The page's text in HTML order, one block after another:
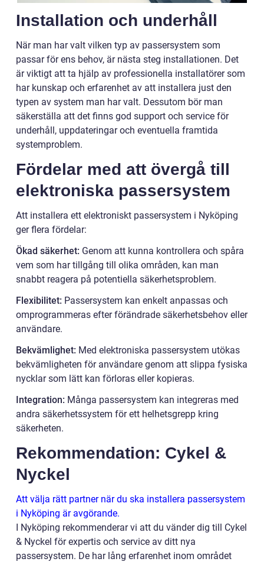
Installation och underhåll
När man har valt vilken typ av passersystem som
passar för ens behov, är nästa steg installationen. Det
är viktigt att ta hjälp av professionella installatörer som
har kunskap och erfarenhet av att installera just den
typen av system man har valt. Dessutom bör man
säkerställa att det finns god support och service för
underhåll, uppdateringar och eventuella framtida
systemproblem.
Fördelar med att övergå till
elektroniska passersystem
Att installera ett elektroniskt passersystem i Nyköping
ger flera fördelar:
Ökad säkerhet: Genom att kunna kontrollera och spåra
vem som har tillgång till olika områden, kan man
snabbt reagera på potentiella säkerhetsproblem.
Flexibilitet: Passersystem kan enkelt anpassas och
omprogrammeras efter förändrade säkerhetsbehov eller
användare.
Bekvämlighet: Med elektroniska passersystem utökas
bekvämligheten för användare genom att slippa fysiska
nycklar som lätt kan förloras eller kopieras.
Integration: Många passersystem kan integreras med
andra säkerhetssystem för ett helhetsgrepp kring
säkerheten.
Rekommendation: Cykel &
Nyckel
Att välja rätt partner när du ska installera passersystem
i Nyköping är avgörande.
I Nyköping rekommenderar vi att du vänder dig till Cykel
& Nyckel för expertis och service av ditt nya
passersystem. De har lång erfarenhet inom området